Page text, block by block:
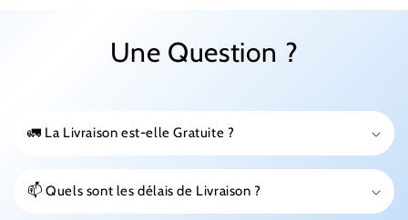
Une Question ?
🚛 La Livraison est-elle Gratuite ?
📫 Quels sont les délais de Livraison ?